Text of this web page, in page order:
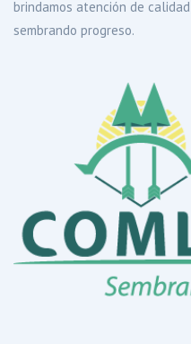
brindamos atención de
sembrando progreso.